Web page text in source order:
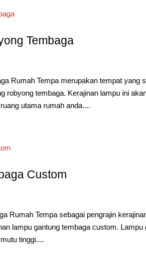
Tembaga
Rumah Tempa merupakan tempat yang
robyong tembaga. Kerajinan lampu ini
utama rumah anda....
Custom
Rumah Tempa sebagai pengrajin
lampu gantung tembaga custom.
tinggi....